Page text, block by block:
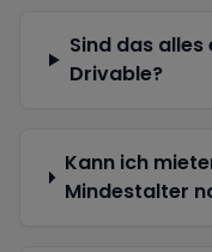
Sind das
Drivable?
Kann ich
Mindestalter